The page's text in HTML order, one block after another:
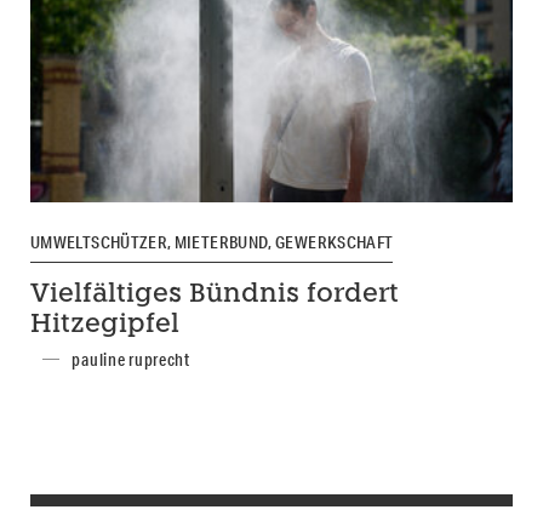
UMWELTSCHÜTZER, MIETERBUND, GEWERKSCHAFT
Vielfältiges Bündnis fordert
Hitzegipfel
pauline ruprecht